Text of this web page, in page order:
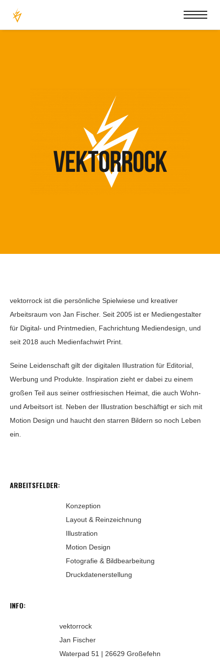
vektorrock ist die persönliche Spielwiese und kreativer
Arbeitsraum von Jan Fischer. Seit 2005 ist er Mediengestalter
für Digital- und Printmedien, Fachrichtung Mediendesign, und
seit 2018 auch Medienfachwirt Print.
Seine Leidenschaft gilt der digitalen Illustration für Editorial,
Werbung und Produkte. Inspiration zieht er dabei zu einem
großen Teil aus seiner ostfriesischen Heimat, die auch Wohn-
und Arbeitsort ist. Neben der Illustration beschäftigt er sich mit
Motion Design und haucht den starren Bildern so noch Leben
ein.
ARBEITSFELDER:
Konzeption
Layout & Reinzeichnung
Illustration
Motion Design
Fotografie & Bildbearbeitung
Druckdatenerstellung
INFO:
vektorrock
Jan Fischer
Waterpad 51 | 26629 Großefehn